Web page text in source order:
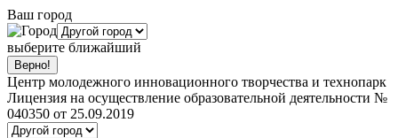
Ваш город
выберите ближайший
Центр молодежного инновационного творчества и технопарк
Лицензия на осуществление образовательной деятельности №
040350 от 25.09.2019